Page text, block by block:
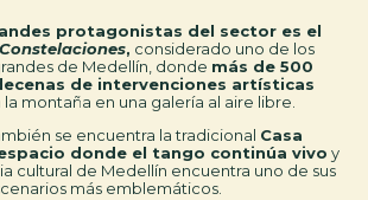
protagonistas del sector es el
Constelaciones, considerado uno de los
de Medellín, donde más de 500
de intervenciones artísticas
montaña en una galería al aire libre.
se encuentra la tradicional Casa
donde el tango continúa vivo y
cultural de Medellín encuentra uno de sus
más emblemáticos.